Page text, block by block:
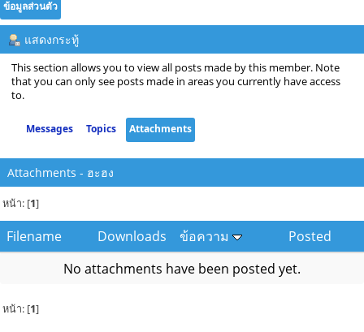
ข้อมูลส่วนตัว
แสดงกระทู้
This section allows you to view all posts made by this member. Note
that you can only see posts made in areas you currently have access
to.
Messages Topics Attachments
Attachments - ฮะฮง
หน้า: [1]
Filename Downloads ข้อความ
Posted
No attachments have been posted yet.
หน้า: [1]